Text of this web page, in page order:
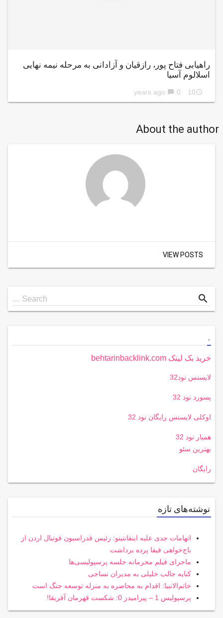
راهیابی فتاح پور، رازقیان و آزادانی به مرحله نیمه نهایی
اسلالوم آسیا
access_time
10 years ago
chat_bubble 0
About the author
VIEW POSTS
Search
for
Search … search
.
خرید بک لینک behtarinbacklink.com
لایسنس نود32
پسورد نود 32
اوکلی لایسنس رایگان نود 32
همیار نود 32
بهترین سئو
رایگان
نوشته‌های تازه
اتهامات جدی علیه اینفانتینو: رئیس فدراسیون فوتبال اردن از
باج‌خواهی فیفا پرده برداشت
ماجرای فیلم محرمانه جلسه پرسپولیسی‌ها
کنایه جالب خلیلی به مدیران نساجی
خاتم‌الانبیا: اقدام به محاصره به منزله توسعه جنگ است
پرسپولیس 1 – پیرامیدز 0: شکست قهرمان آفریقا!